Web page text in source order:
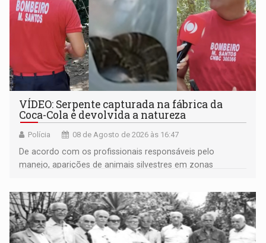
VÍDEO: Serpente capturada na fábrica da
Coca-Cola é devolvida a natureza
Polícia 08 de Agosto de 2026 às 16:47
De acordo com os profissionais responsáveis pelo
manejo, aparições de animais silvestres em zonas